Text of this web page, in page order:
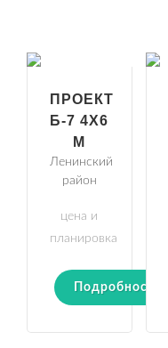
ПРОЕКТ
Б-7 4Х6
М
Ленинский
район
цена и
планировка
Подробности